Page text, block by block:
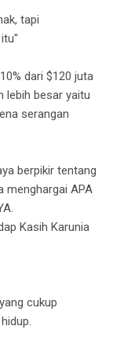
tapi
dari $120 juta
lebih besar yaitu
serangan
berpikir tentang
menghargai APA
Kasih Karunia
cukup